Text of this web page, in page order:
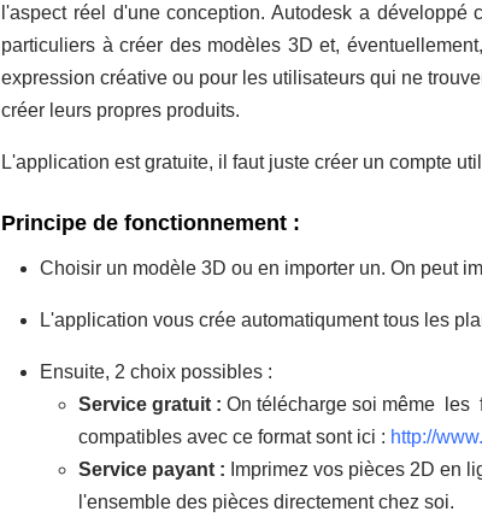
l'aspect réel d'une conception. Autodesk a
particuliers à créer des modèles 3D et,
expression créative ou pour les utilisateurs qui ne
créer leurs propres produits.
L'application est gratuite, il faut juste créer un compte
Principe de fonctionnement :
Choisir un modèle 3D ou en importer un. On peut
L'application vous crée automatiqument tous les
Ensuite, 2 choix possibles :
Service gratuit : On télécharge soi même les
compatibles avec ce format sont ici : http://
Service payant : Imprimez vos pièces 2D en
l'ensemble des pièces directement chez soi.